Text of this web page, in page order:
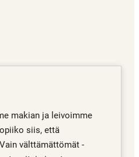
makian ja leivoimme
siis, että
välttämättömät -